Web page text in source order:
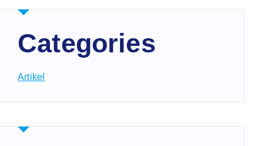
Categories
Artikel